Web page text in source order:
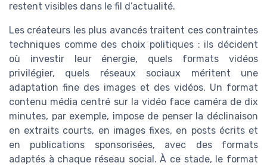
restent visibles dans le fil d’actualité.
Les créateurs les plus avancés traitent ces contraintes
techniques comme des choix politiques : ils décident
où investir leur énergie, quels formats vidéos
privilégier, quels réseaux sociaux méritent une
adaptation fine des images et des vidéos. Un format
contenu média centré sur la vidéo face caméra de dix
minutes, par exemple, impose de penser la déclinaison
en extraits courts, en images fixes, en posts écrits et
en publications sponsorisées, avec des formats
adaptés à chaque réseau social. À ce stade, le format